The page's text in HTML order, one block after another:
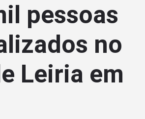
pessoas
no
Leiria em